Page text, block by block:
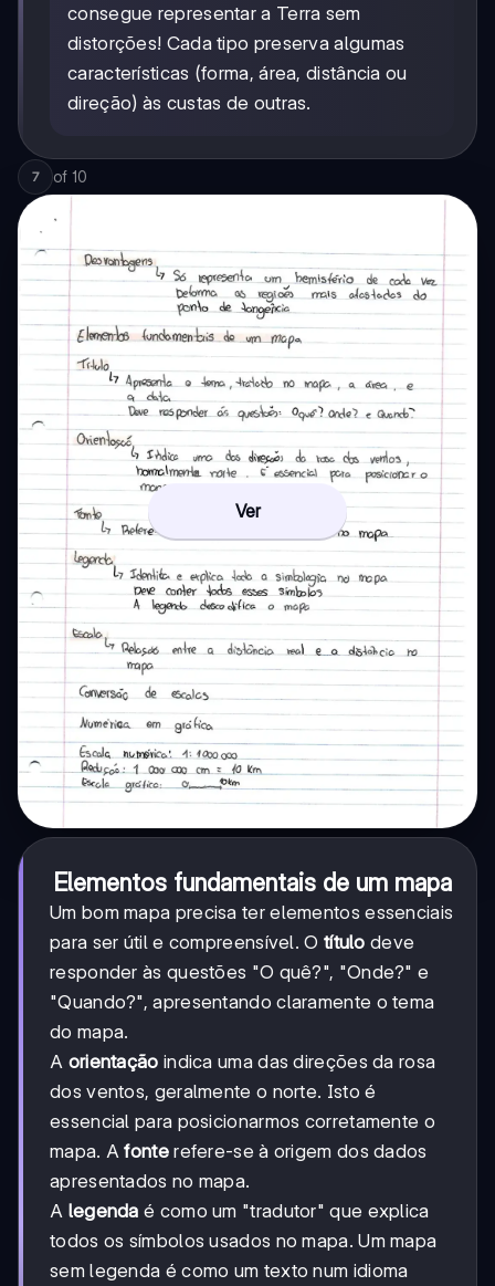
consegue representar a Terra sem
distorções! Cada tipo preserva algumas
características (forma, área, distância ou
direção) às custas de outras.
7 of 10
Ver
Elementos fundamentais de um mapa
Um bom mapa precisa ter elementos essenciais
para ser útil e compreensível. O título deve
responder às questões "O quê?", "Onde?" e
"Quando?", apresentando claramente o tema
do mapa.
A orientação indica uma das direções da rosa
dos ventos, geralmente o norte. Isto é
essencial para posicionarmos corretamente o
mapa. Afonterefere-se à origem dos dados
apresentados no mapa.
A legenda é como um "tradutor" que explica
todos os símbolos usados no mapa. Um mapa
sem legenda é como um texto num idioma